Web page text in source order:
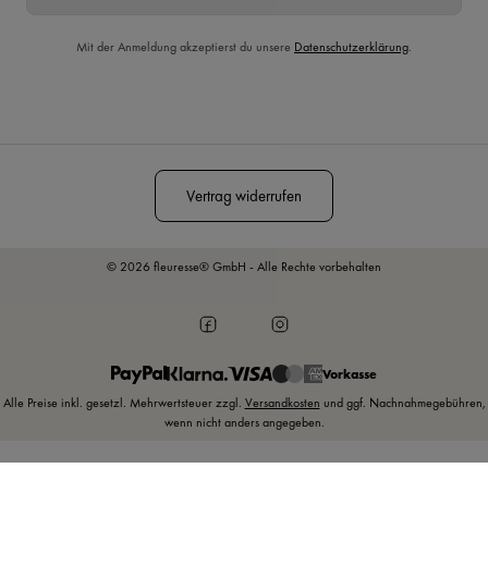
Mit der Anmeldung akzeptierst du unsere Datenschutzerklärung.
Vertrag widerrufen
© 2026 fleuresse® GmbH - Alle Rechte vorbehalten
Vorkasse
Alle Preise inkl. gesetzl. Mehrwertsteuer zzgl. Versandkosten und ggf. Nachnahmegebühren,
wenn nicht anders angegeben.